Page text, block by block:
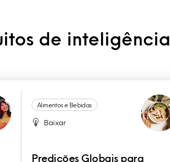
de
Alimentos e Bebidas
Baixar
Predições Globais para